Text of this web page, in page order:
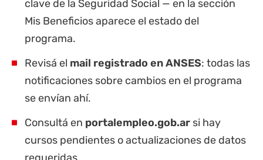
clave de la Seguridad Social — en la sección
Mis Beneficios aparece el estado del
programa.
Revisá el mail registrado en ANSES: todas las
notificaciones sobre cambios en el programa
se envían ahí.
Consultá en portalempleo.gob.ar si hay
cursos pendientes o actualizaciones de datos